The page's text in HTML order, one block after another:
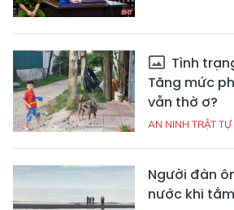
Tình
Tăng mức
vẫn thờ ơ?
AN NINH TRẬT TỰ
Người đàn
nước khi